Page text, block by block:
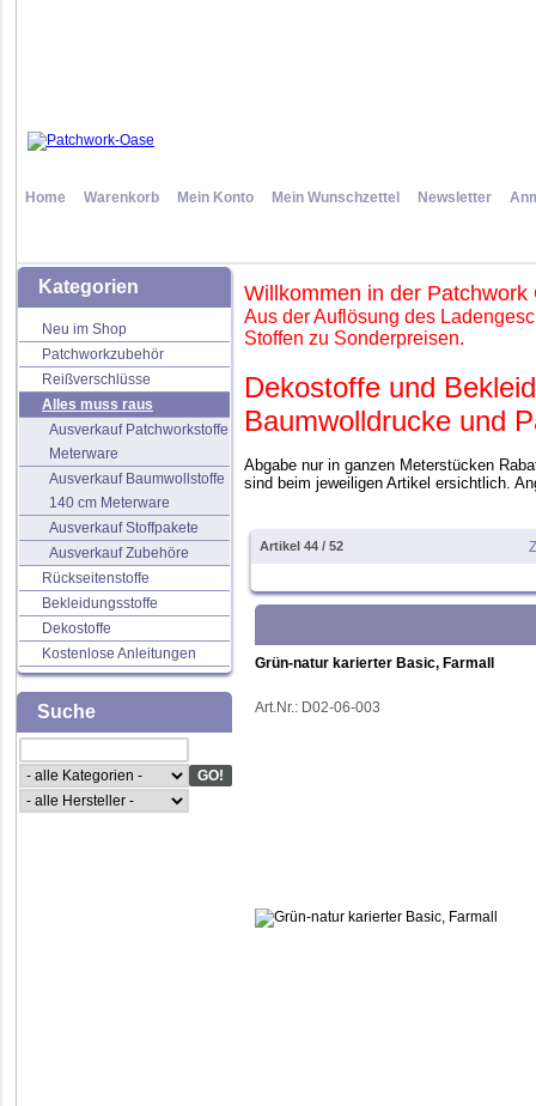
Home Warenkorb Mein Konto Mein Wunschzettel Newsletter
Kategorien
Neu im Shop
Patchworkzubehör
Reißverschlüsse
Alles muss raus
Ausverkauf Patchworkstoffe
Meterware
Ausverkauf Baumwollstoffe
140 cm Meterware
Ausverkauf Stoffpakete
Ausverkauf Zubehöre
Rückseitenstoffe
Bekleidungsstoffe
Dekostoffe
Kostenlose Anleitungen
Suche
Willkommen in der Patchwork
Aus der Auflösung des
Stoffen zu Sonderpreisen.
Dekostoffe und
Baumwolldrucke und
Abgabe nur in ganzen Meterstücken
sind beim jeweiligen Artikel ersichtlich.
Artikel 44 / 52
Grün-natur karierter Basic, Farmall
Art.Nr.: D02-06-003